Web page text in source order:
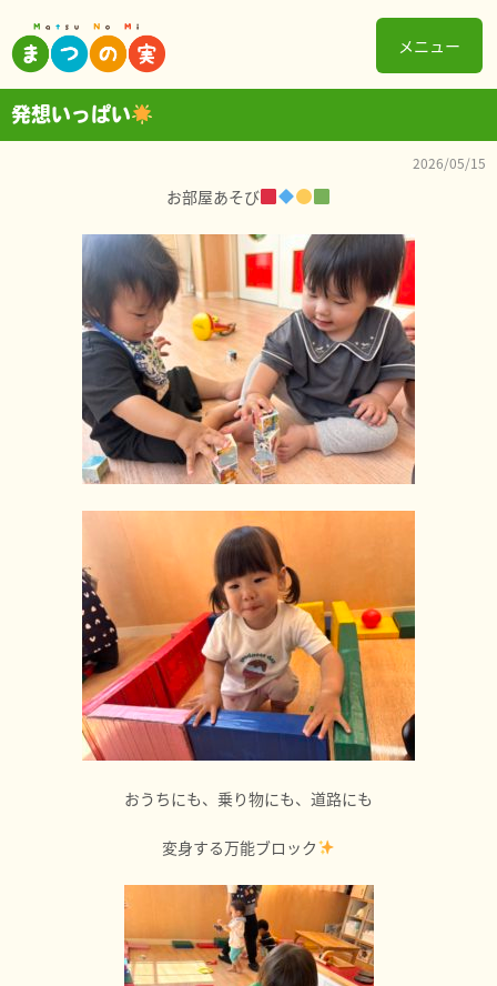
メニュー
発想いっぱい
2026/05/15
お部屋あそび
おうちにも、乗り物にも、道路にも
変身する万能ブロック